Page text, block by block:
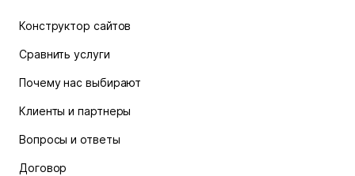
Конструктор сайтов
Сравнить услуги
Почему нас выбирают
Клиенты и партнеры
Вопросы и ответы
Договор